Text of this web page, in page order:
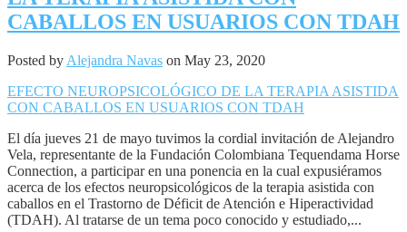
CABALLOS EN USUARIOS CON TDAH
Posted by Alejandra Navas on May 23, 2020
EFECTO NEUROPSICOLÓGICO DE LA TERAPIA ASISTIDA
CON CABALLOS EN USUARIOS CON TDAH
El día jueves 21 de mayo tuvimos la cordial invitación de Alejandro
Vela, representante de la Fundación Colombiana Tequendama Horse
Connection, a participar en una ponencia en la cual expusiéramos
acerca de los efectos neuropsicológicos de la terapia asistida con
caballos en el Trastorno de Déficit de Atención e Hiperactividad
(TDAH). Al tratarse de un tema poco conocido y estudiado,...